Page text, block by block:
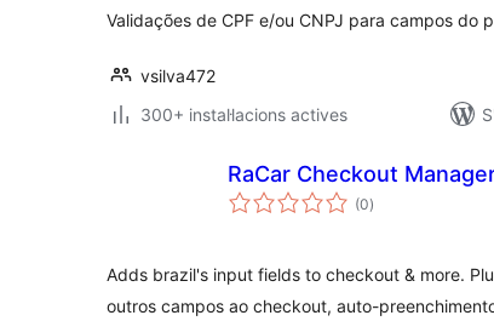
Validações de CPF e/ou CNPJ para campos do
vsilva472
300+ instal·lacions actives
RaCar Checkout
(0puntuacions
totals
)
Adds brazil's input fields to checkout & more.
outros campos ao checkout, auto-